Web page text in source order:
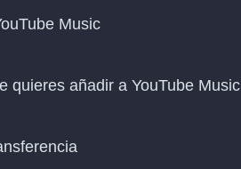
Music
quieres añadir a YouTube Music